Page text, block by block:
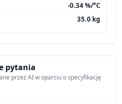
-0.34 %/°C
35.0 kg
pytania
przez AI w oparciu o specyfikację